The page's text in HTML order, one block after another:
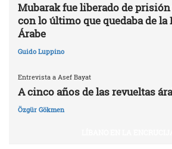
Mubarak fue liberado de
con lo último que quedaba de la
Árabe
Guido Luppino
Entrevista a Asef Bayat
A cinco años de las revueltas
Özgür Gökmen